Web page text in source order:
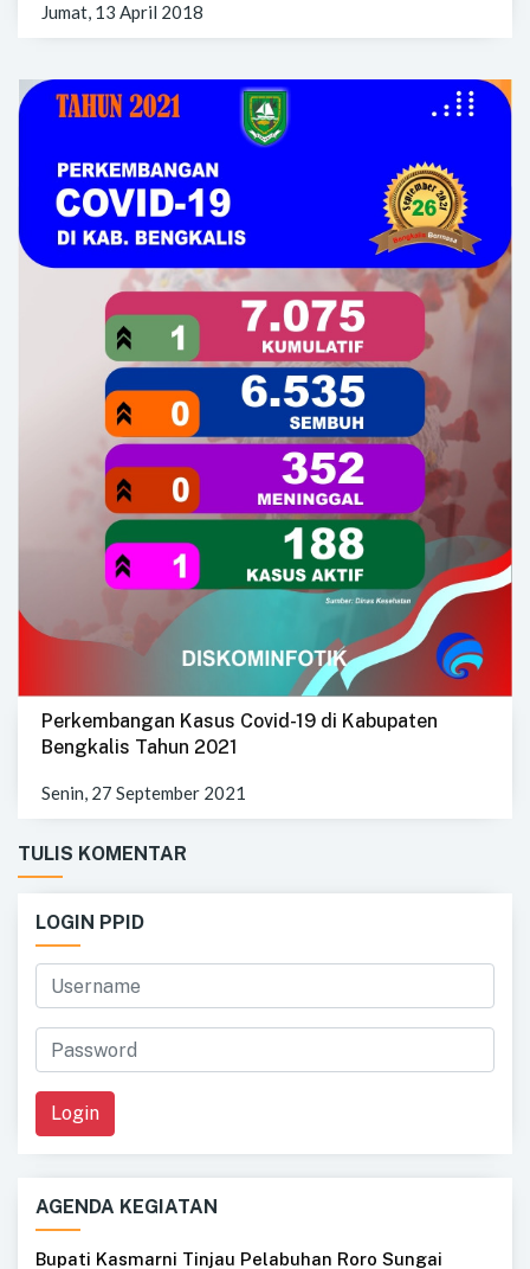
Jumat, 13 April 2018
Perkembangan Kasus Covid-19 di Kabupaten
Bengkalis Tahun 2021
Senin, 27 September 2021
TULIS KOMENTAR
LOGIN PPID
Login
AGENDA KEGIATAN
Bupati Kasmarni Tinjau Pelabuhan Roro Sungai